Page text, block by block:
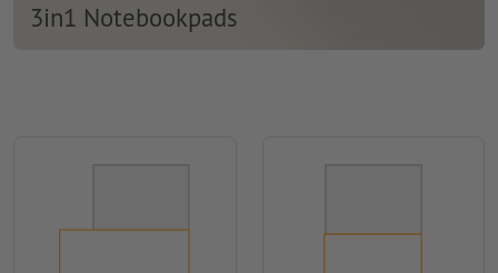
3in1 Notebookpads